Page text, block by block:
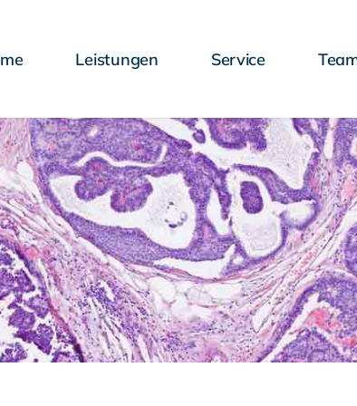
Leistungen Service